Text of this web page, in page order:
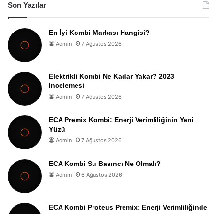
Son Yazılar
En İyi Kombi Markası Hangisi?
Admin 7 Ağustos 2026
Elektrikli Kombi Ne Kadar Yakar? 2023
İncelemesi
Admin 7 Ağustos 2026
ECA Premix Kombi: Enerji Verimliliğinin Yeni
Yüzü
Admin 7 Ağustos 2026
ECA Kombi Su Basıncı Ne Olmalı?
Admin 6 Ağustos 2026
ECA Kombi Proteus Premix: Enerji Verimliliğinde